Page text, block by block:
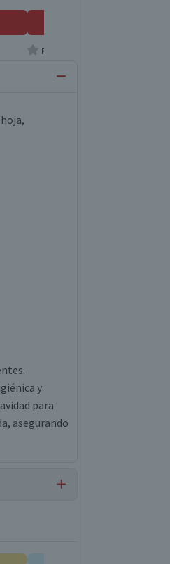
Producto sin calificar
y
para
asegurando